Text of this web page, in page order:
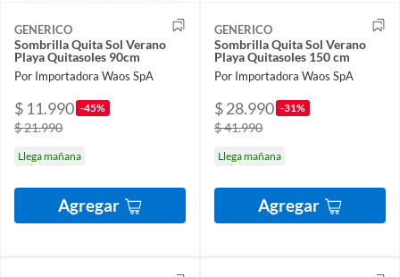
GENERICO
Sombrilla Quita Sol Verano
Playa Quitasoles 90cm
Por Importadora Waos SpA
$ 11.990 -45%
$ 21.990
Llega mañana
Agregar
GENERICO
Sombrilla Quita Sol Verano
Playa Quitasoles 150 cm
Por Importadora Waos SpA
$ 28.990 -31%
$ 41.990
Llega mañana
Agregar